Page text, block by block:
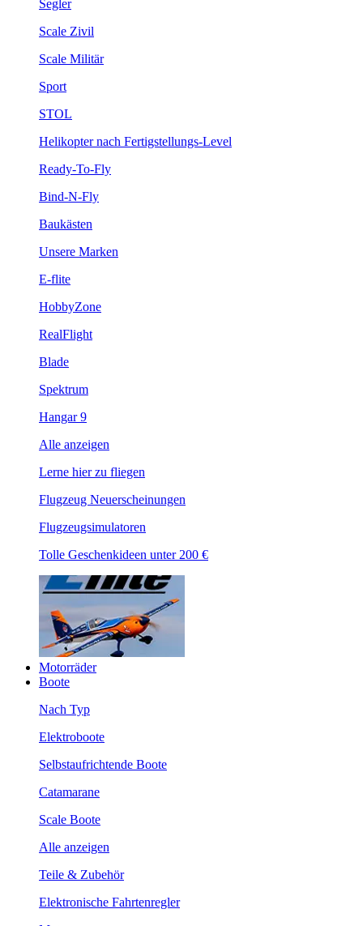
Segler
Scale Zivil
Scale Militär
Sport
STOL
Helikopter nach Fertigstellungs-Level
Ready-To-Fly
Bind-N-Fly
Baukästen
Unsere Marken
E-flite
HobbyZone
RealFlight
Blade
Spektrum
Hangar 9
Alle anzeigen
Lerne hier zu fliegen
Flugzeug Neuerscheinungen
Flugzeugsimulatoren
Tolle Geschenkideen unter 200 €
Motorräder
Boote
Nach Typ
Elektroboote
Selbstaufrichtende Boote
Catamarane
Scale Boote
Alle anzeigen
Teile & Zubehör
Elektronische Fahrtenregler